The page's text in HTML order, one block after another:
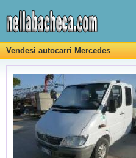
Vendesi autocarri Mercedes